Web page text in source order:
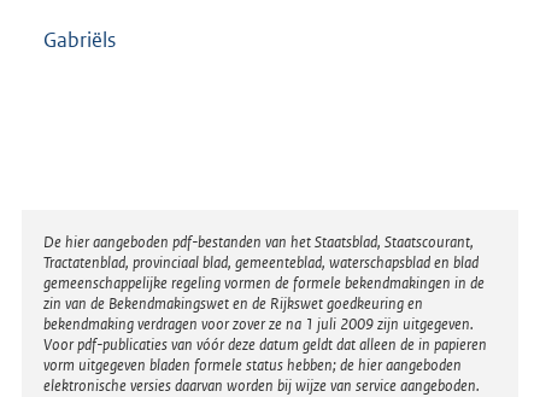
Gabriëls
Disclaimer
De hier aangeboden pdf-bestanden van het Staatsblad, Staatscourant,
Tractatenblad, provinciaal blad, gemeenteblad, waterschapsblad en blad
gemeenschappelijke regeling vormen de formele bekendmakingen in de
zin van de Bekendmakingswet en de Rijkswet goedkeuring en
bekendmaking verdragen voor zover ze na 1 juli 2009 zijn uitgegeven.
Voor pdf-publicaties van vóór deze datum geldt dat alleen de in papieren
vorm uitgegeven bladen formele status hebben; de hier aangeboden
elektronische versies daarvan worden bij wijze van service aangeboden.